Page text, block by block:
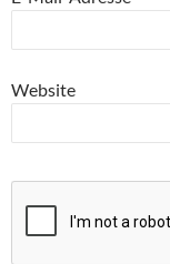
Website